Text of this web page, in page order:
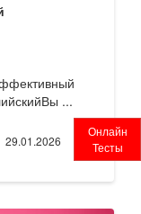
Онлайн
Тесты
...
29.01.2026